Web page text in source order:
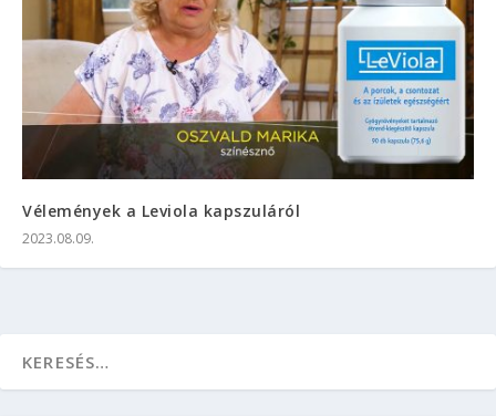
Vélemények a Leviola kapszuláról
2023.08.09.